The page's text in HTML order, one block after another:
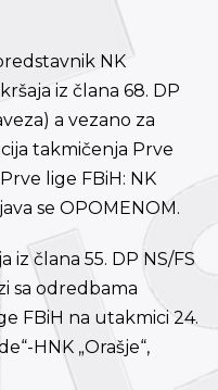
NK
iz člana 68. DP
a vezano za
takmičenja Prve
lige FBiH: NK
se OPOMENOM.
iz člana 55. DP NS/FS
sa odredbama
FBiH na utakmici 24.
HNK „Orašje“,